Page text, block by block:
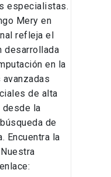
especialistas.
Mery en
refleja el
desarrollada
en la
de alta
desde la
de
Encuentra la